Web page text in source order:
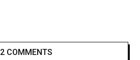
2 COMMENTS